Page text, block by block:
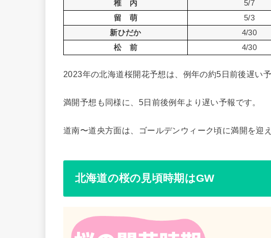
稚 内
5/7
留 萌
5/3
新ひだか
4/30
松 前
4/30
2023年の北海道桜開花予想は、例年の約5日前後遅い予
満開予想も同様に、5日前後例年より遅い予報です。
道南〜道央方面は、ゴールデンウィーク頃に満開を迎
北海道の桜の見頃時期はGW